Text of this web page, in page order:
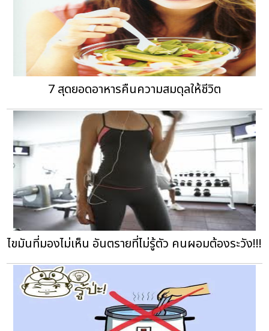
7 สุดยอดอาหารคืนความสมดุลให้ชีวิต
ไขมันที่มองไม่เห็น อันตรายที่ไม่รู้ตัว คนผอมต้องระวัง!!!